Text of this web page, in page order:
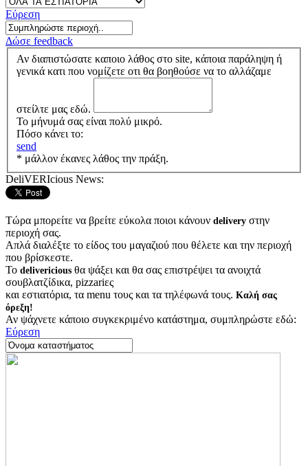
Εύρεση
Δώσε feedback
Αν διαπιστώσατε καποιο λάθος στο site, κάποια παράληψη ή
γενικά κατι που νομίζετε οτι θα βοηθούσε να το αλλάζαμε
στείλτε μας εδώ.
Το μήνυμά σας είναι πολύ μικρό.
Πόσο κάνει το:
send
* μάλλον έκανες λάθος την πράξη.
DeliVERIcious News:
Τώρα μπορείτε να βρείτε εύκολα ποιοι κάνουν delivery στην
περιοχή σας.
Απλά διαλέξτε το είδος του μαγαζιού που θέλετε και την περιοχή
που βρίσκεστε.
Το delivericious θα ψάξει και θα σας επιστρέψει τα ανοιχτά
σουβλατζίδικα, pizzariες
και εστιατόρια, τα menu τους και τα τηλέφωνά τους. Καλή σας
όρεξη!
Αν ψάχνετε κάποιο συγκεκριμένο κατάστημα, συμπληρώστε εδώ:
Εύρεση